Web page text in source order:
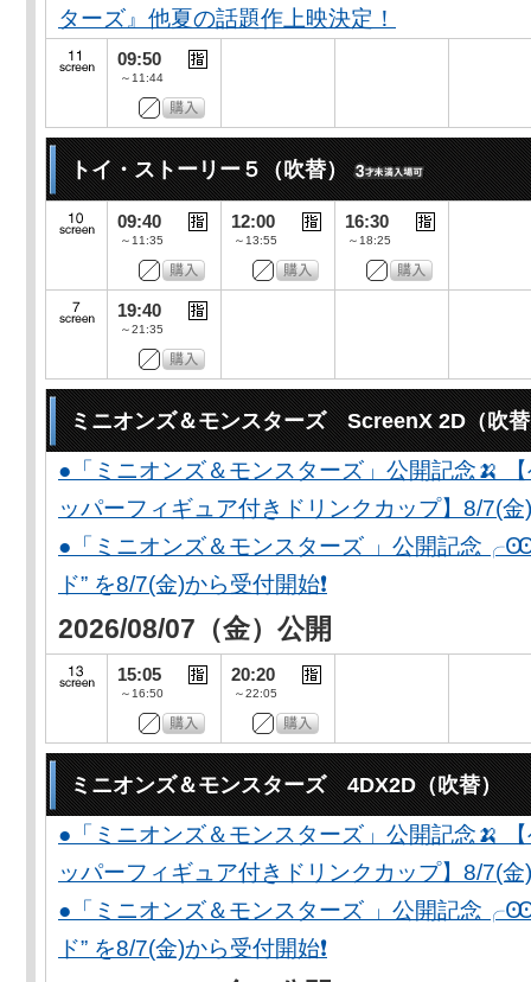
ターズ』他夏の話題作上映決定！
09:50
～11:44
トイ・ストーリー５（吹替）
09:40
～11:35
12:00
～13:55
16:30
～18:25
19:40
～21:35
ミニオンズ＆モンスターズ ScreenX 2D（吹
●「ミニオンズ＆モンスターズ」公開記念🍌
ッパーフィギュア付きドリンクカップ】8/7(金
●「ミニオンズ＆モンスターズ 」公開記念
ド” を8/7(金)から受付開始❗️
2026/08/07（金）公開
15:05
～16:50
20:20
～22:05
ミニオンズ＆モンスターズ 4DX2D（吹替）
●「ミニオンズ＆モンスターズ」公開記念🍌
ッパーフィギュア付きドリンクカップ】8/7(金
●「ミニオンズ＆モンスターズ 」公開記念
ド” を8/7(金)から受付開始❗️